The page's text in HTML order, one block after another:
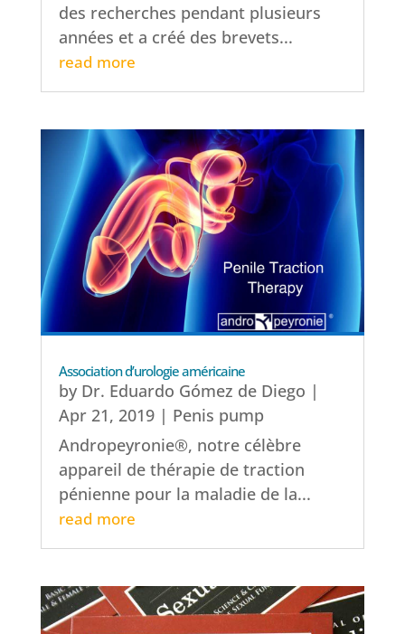
des recherches pendant plusieurs
années et a créé des brevets...
read more
Association d’urologie américaine
by Dr. Eduardo Gómez de Diego |
Apr 21, 2019| Penis pump
Andropeyronie®, notre célèbre
appareil de thérapie de traction
pénienne pour la maladie de la...
read more